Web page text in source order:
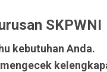
SKPWNI
kebutuhan Anda.